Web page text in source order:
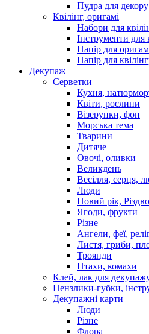
Пудра для декору
Квілінг, оригамі
Набори для
Інструменти для
Папір для
Папір для
Декупаж
Серветки
Кухня,
Квіти, рослини
Візерунки, фон
Морська тема
Тварини
Дитяче
Овочі, оливки
Великдень
Весілля, серця,
Люди
Новий рік, Різдво
Ягоди, фрукти
Різне
Ангели, феї,
Листя, гриби,
Троянди
Птахи, комахи
Клей, лак для
Пензлики-губки,
Декупажні карти
Люди
Різне
Флора